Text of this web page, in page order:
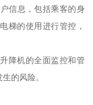
信息，包括乘客的身
梯的使用进行管控，
降机的全面监控和管
的风险。